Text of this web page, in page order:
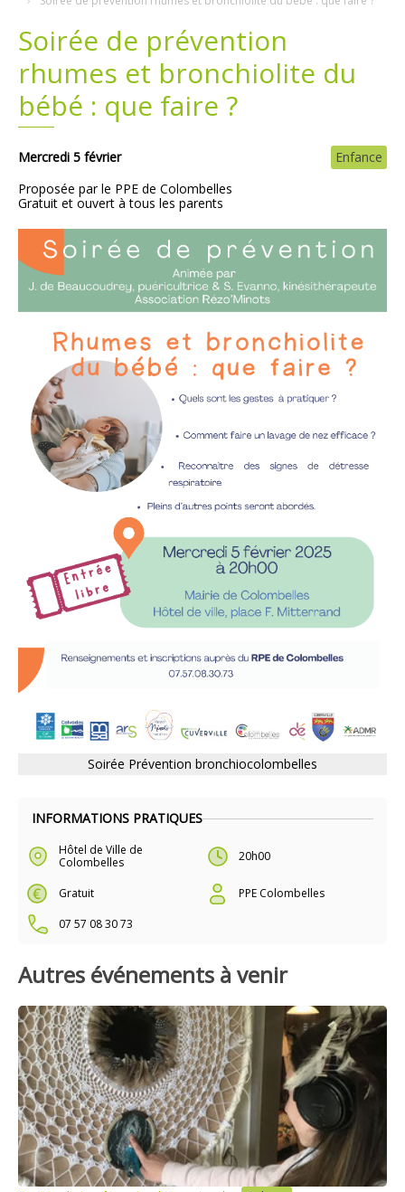
INFORMATIONS PRATIQUES
Hôtel de Ville de
Colombelles
20h00
Gratuit
PPE Colombelles
07 57 08 30 73
Soirée de prévention
rhumes et bronchiolite du
bébé : que faire ?
Mercredi 5 février
Enfance
Proposée par le PPE de Colombelles
Gratuit et ouvert à tous les parents
Soirée Prévention bronchiocolombelles
Autres événements à venir
Plans
Demandes légales
Emploi
Grands projets